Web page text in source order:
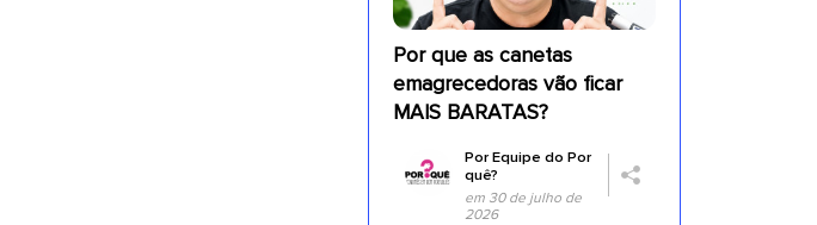
Por que as canetas
emagrecedoras vão ficar
MAIS BARATAS?
PorEquipe do Por
quê?
em 30 de julho de
2026